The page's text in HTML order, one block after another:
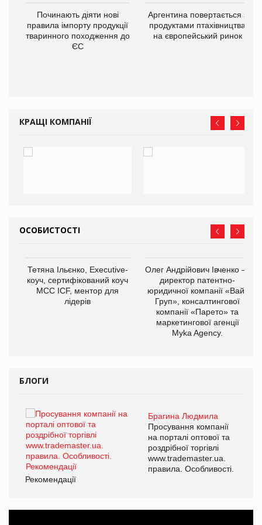
Починають діяти нові
правила імпорту продукції
тваринного походження до
ЄС
Аргентина повертається з
продуктами птахівництва
на європейський ринок
КРАЩІ КОМПАНІЇ
ОСОБИСТОСТІ
Тетяна Ільєнко, Executive-
коуч, сертифікований коуч
МСС ICF, ментор для
лідерів
Олег Андрійович Івченко —
директор патентно-
юридичної компанії «Вайз
Груп», консалтингової
компанії «Парето» та
маркетингової агенції
Myka Agency.
БЛОГИ
Брагина Людмила
Просування компанії
на порталі оптової та
роздрібної торгівлі
www.trademaster.ua.
правила. Особливості.
Рекомендації